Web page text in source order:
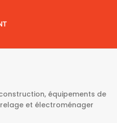
équipements de
et électroménager